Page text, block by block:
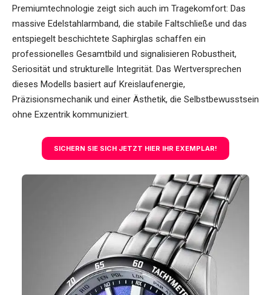
Premiumtechnologie zeigt sich auch im Tragekomfort: Das
massive Edelstahlarmband, die stabile Faltschließe und das
entspiegelt beschichtete Saphirglas schaffen ein
professionelles Gesamtbild und signalisieren Robustheit,
Seriosität und strukturelle Integrität. Das Wertversprechen
dieses Modells basiert auf Kreislaufenergie,
Präzisionsmechanik und einer Ästhetik, die Selbstbewusstsein
ohne Exzentrik kommuniziert.
SICHERN SIE SICH JETZT HIER IHR EXEMPLAR!